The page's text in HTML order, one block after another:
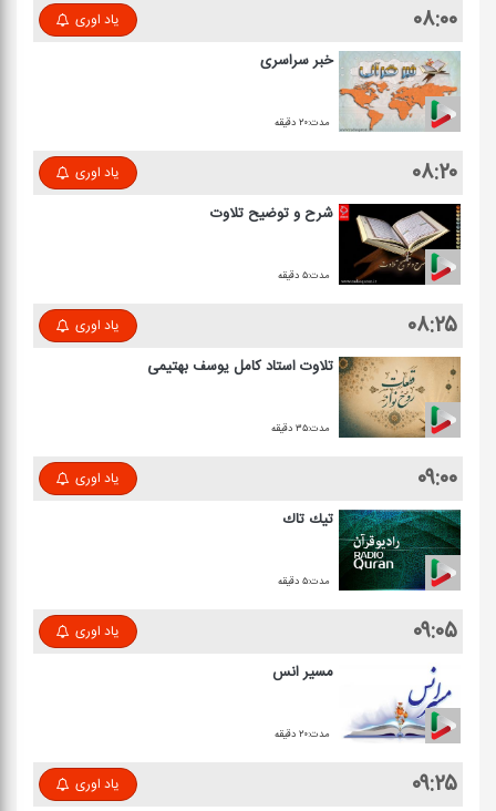
۰۸:۰۰ یاد اوری
خبر سراسری
مدت:۲۰ دقیقه
۰۸:۲۰ یاد اوری
شرح و توضیح تلاوت
مدت:۵ دقیقه
۰۸:۲۵ یاد اوری
تلاوت استاد كامل یوسف بهتیمی
مدت:۳۵ دقیقه
۰۹:۰۰ یاد اوری
تیك تاك
مدت:۵ دقیقه
۰۹:۰۵ یاد اوری
مسیر انس
مدت:۲۰ دقیقه
۰۹:۲۵ یاد اوری